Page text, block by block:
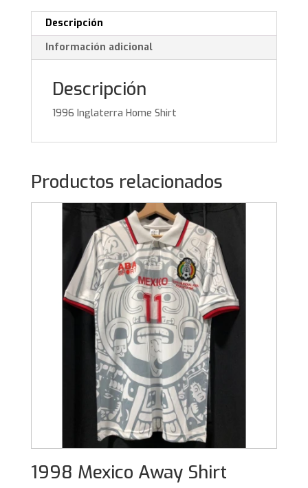
Descripción
Información adicional
Descripción
1996 Inglaterra Home Shirt
Productos relacionados
1998 Mexico Away Shirt